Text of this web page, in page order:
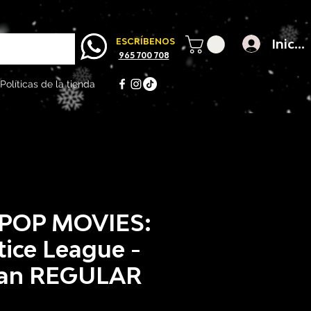
Políticas de la tienda
965 700 708
ESCRÍBENOS
MOVIES:
League -
REGULAR